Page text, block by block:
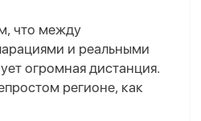
что между
и реальными
огромная дистанция.
регионе, как